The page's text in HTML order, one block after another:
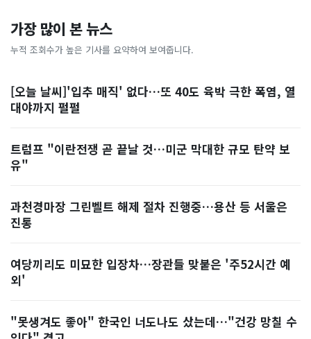
가장 많이 본 뉴스
누적 조회수가 높은 기사를 요약하여 보여줍니다.
[오늘 날씨]'입추 매직' 없다…또 40도 육박 극한 폭염, 열
대야까지 펄펄
트럼프 "이란전쟁 곧 끝날 것…미군 막대한 규모 탄약 보
유"
과천경마장 그린벨트 해제 절차 진행중…용산 등 서울은
진통
여당끼리도 미묘한 입장차…장관들 맞붙은 '주52시간 예
외'
"못생겨도 좋아" 한국인 너도나도 샀는데…"건강 망칠 수